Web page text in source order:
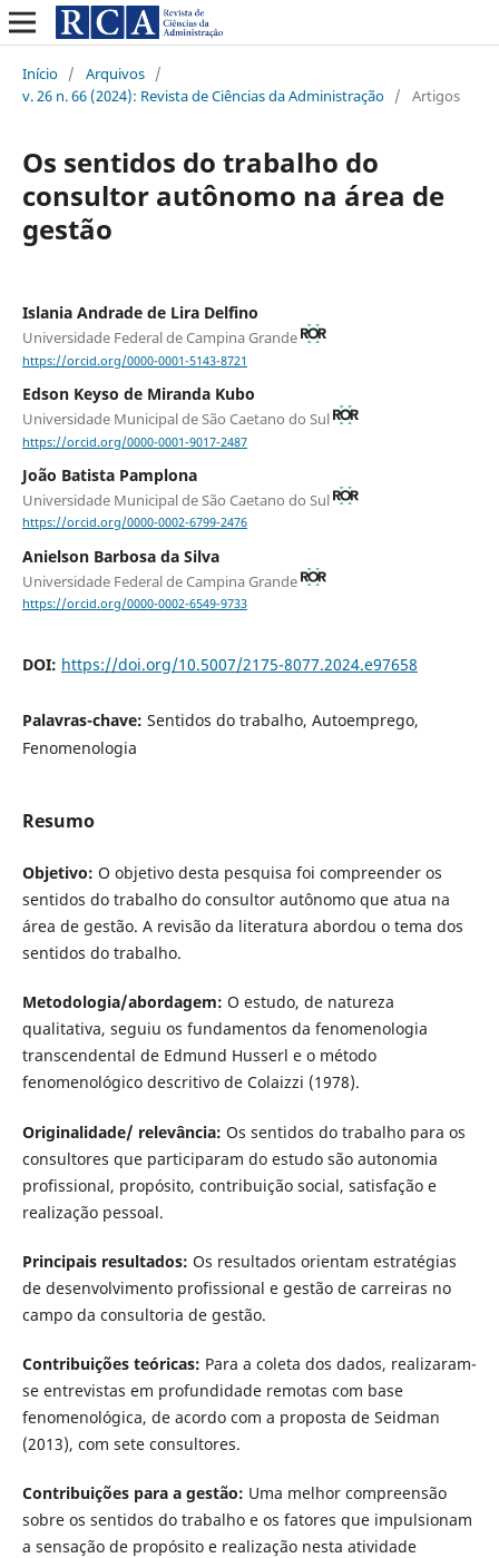
Início / Arquivos /
v. 26 n. 66 (2024): Revista de Ciências da Administração / Artigos
Os sentidos do trabalho do
consultor autônomo na área de
gestão
Islania Andrade de Lira Delfino
Universidade Federal de Campina Grande
https://orcid.org/0000-0001-5143-8721
Edson Keyso de Miranda Kubo
Universidade Municipal de São Caetano do Sul
https://orcid.org/0000-0001-9017-2487
João Batista Pamplona
Universidade Municipal de São Caetano do Sul
https://orcid.org/0000-0002-6799-2476
Anielson Barbosa da Silva
Universidade Federal de Campina Grande
https://orcid.org/0000-0002-6549-9733
DOI: https://doi.org/10.5007/2175-8077.2024.e97658
Palavras-chave: Sentidos do trabalho, Autoemprego,
Fenomenologia
Resumo
Objetivo: O objetivo desta pesquisa foi compreender os
sentidos do trabalho do consultor autônomo que atua na
área de gestão. A revisão da literatura abordou o tema dos
sentidos do trabalho.
Metodologia/abordagem: O estudo, de natureza
qualitativa, seguiu os fundamentos da fenomenologia
transcendental de Edmund Husserl e o método
fenomenológico descritivo de Colaizzi (1978).
Originalidade/ relevância: Os sentidos do trabalho para os
consultores que participaram do estudo são autonomia
profissional, propósito, contribuição social, satisfação e
realização pessoal.
Principais resultados: Os resultados orientam estratégias
de desenvolvimento profissional e gestão de carreiras no
campo da consultoria de gestão.
Contribuições teóricas: Para a coleta dos dados, realizaram-
se entrevistas em profundidade remotas com base
fenomenológica, de acordo com a proposta de Seidman
(2013), com sete consultores.
Contribuições para a gestão: Uma melhor compreensão
sobre os sentidos do trabalho e os fatores que impulsionam
a sensação de propósito e realização nesta atividade